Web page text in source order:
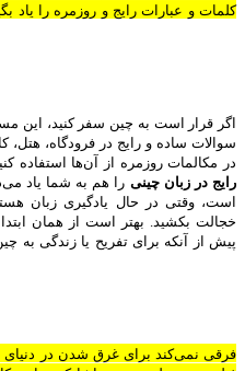
کلمات و عبارات رایج و روزمره را یاد
اگر قرار است به چین سفر کنید، این
سوالات ساده و رایج در فرودگاه، هتل،
در مکالمات روزمره از آن‌ها استفاده
رایج در زبان چینی را هم به شما یاد
است، وقتی در حال یادگیری زبان
خجالت بکشید. بهتر است از همان ابتدا
پیش از آنکه برای تفریح یا زندگی به
فرقی نمی‌کند برای غرق شدن در دنیای